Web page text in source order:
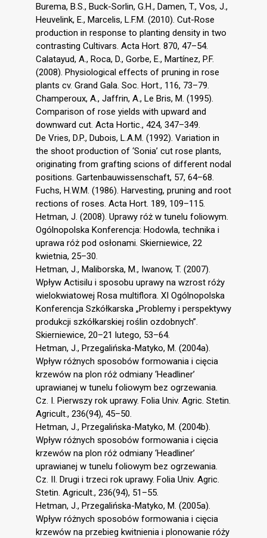
Burema, B.S., Buck-Sorlin, G.H., Damen, T., Vos, J.,
Heuvelink, E., Marcelis, L.F.M. (2010). Cut-Rose
production in response to planting density in two
contrasting Cultivars. Acta Hort. 870, 47–54.
Calatayud, A., Roca, D., Gorbe, E., Martínez, P.F.
(2008). Physiological effects of pruning in rose
plants cv. Grand Gala. Soc. Hort., 116, 73–79.
Champeroux, A., Jaffrin, A., Le Bris, M. (1995).
Comparison of rose yields with upward and
downward cut. Acta Hortic., 424, 347–349.
De Vries, D.P., Dubois, L.A.M. (1992). Variation in
the shoot production of ‘Sonia’ cut rose plants,
originating from grafting scions of different nodal
positions. Gartenbauwissenschaft, 57, 64–68.
Fuchs, H.W.M. (1986). Harvesting, pruning and root
rections of roses. Acta Hort. 189, 109–115.
Hetman, J. (2008). Uprawy róż w tunelu foliowym.
Ogólnopolska Konferencja: Hodowla, technika i
uprawa róż pod osłonami. Skierniewice, 22
kwietnia, 25–30.
Hetman, J., Maliborska, M., Iwanow, T. (2007).
Wpływ Actisilu i sposobu uprawy na wzrost róży
wielokwiatowej Rosa multiflora. XI Ogólnopolska
Konferencja Szkółkarska „Problemy i perspektywy
produkcji szkółkarskiej roślin ozdobnych”.
Skierniewice, 20–21 lutego, 53–64.
Hetman, J., Przegalińska-Matyko, M. (2004a).
Wpływ różnych sposobów formowania i cięcia
krzewów na plon róż odmiany ‘Headliner’
uprawianej w tunelu foliowym bez ogrzewania.
Cz. I. Pierwszy rok uprawy. Folia Univ. Agric. Stetin.
Agricult., 236(94), 45–50.
Hetman, J., Przegalińska-Matyko, M. (2004b).
Wpływ różnych sposobów formowania i cięcia
krzewów na plon róż odmiany ‘Headliner’
uprawianej w tunelu foliowym bez ogrzewania.
Cz. II. Drugi i trzeci rok uprawy. Folia Univ. Agric.
Stetin. Agricult., 236(94), 51–55.
Hetman, J., Przegalińska-Matyko, M. (2005a).
Wpływ różnych sposobów formowania i cięcia
krzewów na przebieg kwitnienia i plonowanie róży